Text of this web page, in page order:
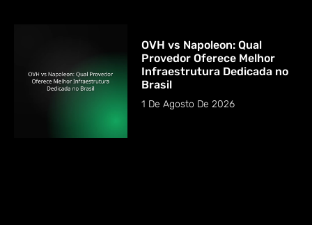
OVH vs Napoleon: Qual
Provedor Oferece Melhor
Infraestrutura Dedicada no
Brasil
1 De Agosto De 2026